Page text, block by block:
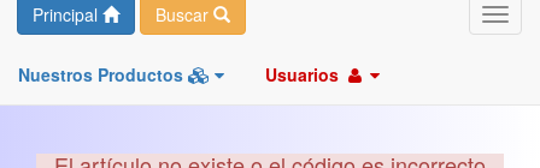
Principal Buscar
Nuestros Productos Usuarios